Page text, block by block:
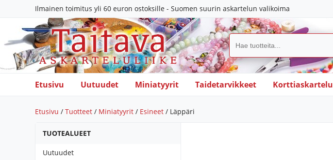
Ilmainen toimitus yli 60 euron ostoksille - Suomen suurin askartelun valikoima
Etusivu Uutuudet Miniatyyrit Taidetarvikkeet Korttiaskartelu
Etusivu / Tuotteet / Miniatyyrit / Esineet / Läppäri
TUOTEALUEET
Uutuudet